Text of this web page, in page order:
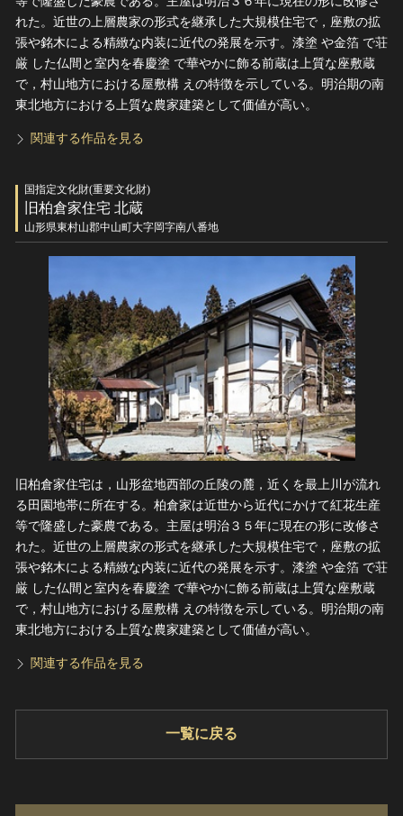
れた。近世の上層農家の形式を継承した大規模住宅で，座敷の拡
張や銘木による精緻な内装に近代の発展を示す。漆塗 や金箔 で荘
厳 した仏間と室内を春慶塗 で華やかに飾る前蔵は上質な座敷蔵
で，村山地方における屋敷構 えの特徴を示している。明治期の南
東北地方における上質な農家建築として価値が高い。
関連する作品を見る
国指定文化財(重要文化財)
旧柏倉家住宅 北蔵
山形県東村山郡中山町大字岡字南八番地
旧柏倉家住宅は，山形盆地西部の丘陵の麓，近くを最上川が流れ
る田園地帯に所在する。柏倉家は近世から近代にかけて紅花生産
等で隆盛した豪農である。主屋は明治３５年に現在の形に改修さ
れた。近世の上層農家の形式を継承した大規模住宅で，座敷の拡
張や銘木による精緻な内装に近代の発展を示す。漆塗 や金箔 で荘
厳 した仏間と室内を春慶塗 で華やかに飾る前蔵は上質な座敷蔵
で，村山地方における屋敷構 えの特徴を示している。明治期の南
東北地方における上質な農家建築として価値が高い。
関連する作品を見る
一覧に戻る